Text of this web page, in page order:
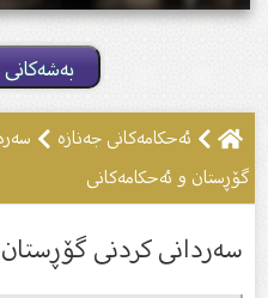
بەشەکانی
ئه‌حكامه‌كانى جه‌نازه‌
گۆڕستان و ئەحکامەکانی
سەردانی کردنی گۆڕستان